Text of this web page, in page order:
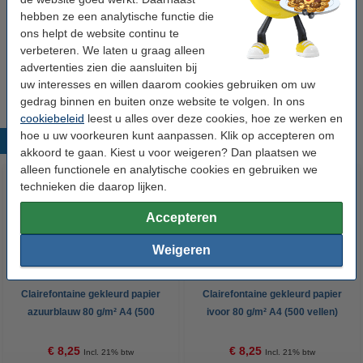
hebben ze een analytische functie die
ons helpt de website continu te
verbeteren. We laten u graag alleen
advertenties zien die aansluiten bij
uw interesses en willen daarom cookies gebruiken om uw
gedrag binnen en buiten onze website te volgen. In ons
cookiebeleid leest u alles over deze cookies, hoe ze werken en
hoe u uw voorkeuren kunt aanpassen. Klik op accepteren om
akkoord te gaan. Kiest u voor weigeren? Dan plaatsen we
alleen functionele en analytische cookies en gebruiken we
technieken die daarop lijken.
Accepteren
Weigeren
Winstpakker!
Aanbieding: 5x Clairefontaine gekleurd papier
gems 80 g/m² A4 (500 vellen)
€ 39,95
Populaire producten
Clairefontaine gekleurd papier
azuurblauw 80 g/m² A4 (500
€ 8,25 Incl. 21% btw
Clairefontaine gekleurd papier
ivoor 80 g/m² A4 (500 vellen)
€ 8,25 Incl. 21% btw